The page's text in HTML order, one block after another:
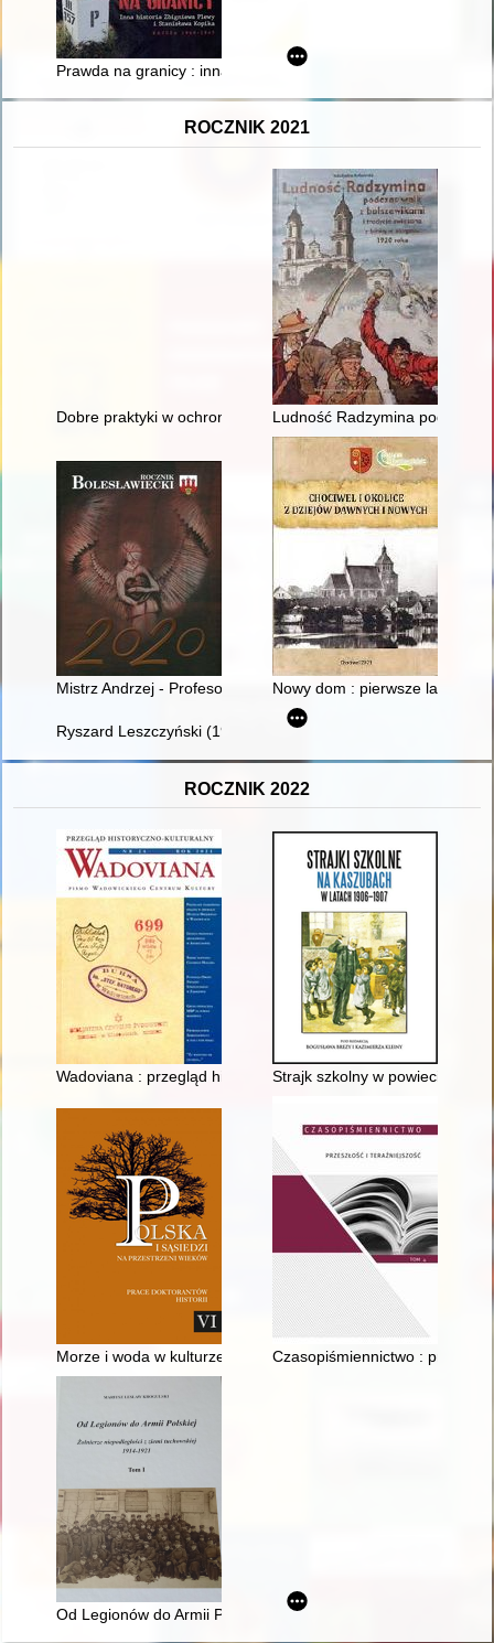
Prawda na granicy : inna historia Zbigniewa Plewy i
ROCZNIK 2021
Dobre praktyki w ochronie obiektów przemysłu ludowego
Ludność Radzymina podczas
Mistrz Andrzej - Profesor Pytliński (1933-2020) : rozmowa z
Nowy dom : pierwsze lata
Ryszard Leszczyński (1945-2021) - starszy oficer mechanik
ROCZNIK 2022
Wadoviana : przegląd historyczno-kulturalny : pismo
Strajk szkolny w powiecie
Morze i woda w kulturze duchowej Pomorzan przed
Czasopiśmiennictwo :
Od Legionów do Armii Polskiej : żołnierze niepodległości z